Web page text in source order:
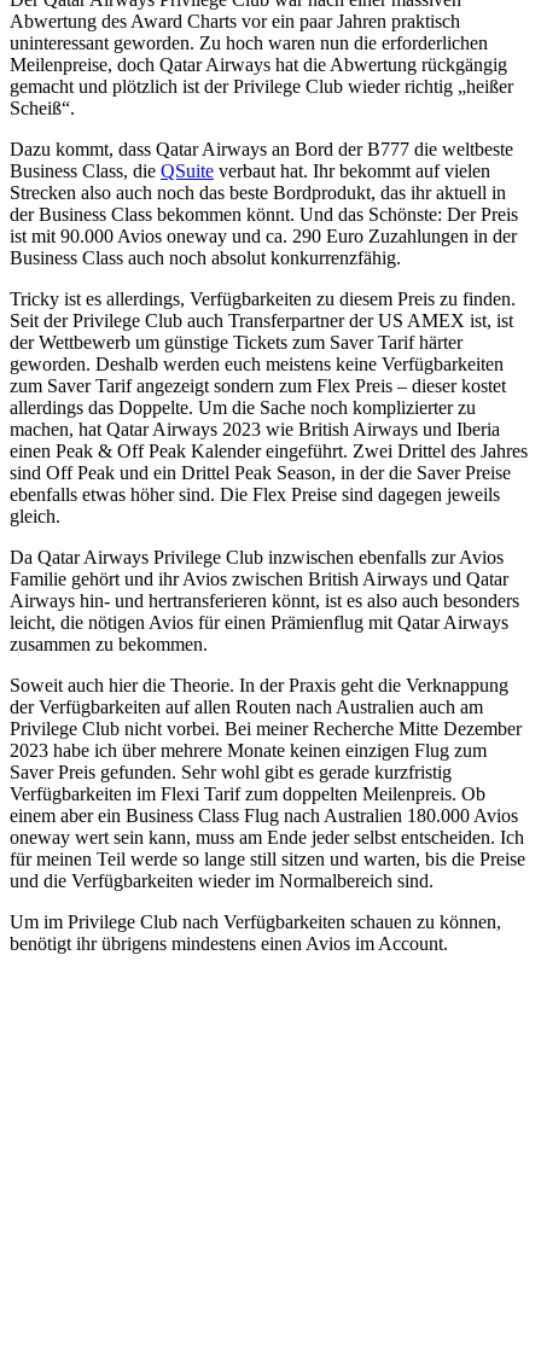
Abwertung des Award Charts vor ein paar Jahren praktisch
uninteressant geworden. Zu hoch waren nun die erforderlichen
Meilenpreise, doch Qatar Airways hat die Abwertung rückgängig
gemacht und plötzlich ist der Privilege Club wieder richtig „heißer
Scheiß“.
Dazu kommt, dass Qatar Airways an Bord der B777 die weltbeste
Business Class, die QSuite verbaut hat. Ihr bekommt auf vielen
Strecken also auch noch das beste Bordprodukt, das ihr aktuell in
der Business Class bekommen könnt. Und das Schönste: Der Preis
ist mit 90.000 Avios oneway und ca. 290 Euro Zuzahlungen in der
Business Class auch noch absolut konkurrenzfähig.
Tricky ist es allerdings, Verfügbarkeiten zu diesem Preis zu finden.
Seit der Privilege Club auch Transferpartner der US AMEX ist, ist
der Wettbewerb um günstige Tickets zum Saver Tarif härter
geworden. Deshalb werden euch meistens keine Verfügbarkeiten
zum Saver Tarif angezeigt sondern zum Flex Preis – dieser kostet
allerdings das Doppelte. Um die Sache noch komplizierter zu
machen, hat Qatar Airways 2023 wie British Airways und Iberia
einen Peak & Off Peak Kalender eingeführt. Zwei Drittel des Jahres
sind Off Peak und ein Drittel Peak Season, in der die Saver Preise
ebenfalls etwas höher sind. Die Flex Preise sind dagegen jeweils
gleich.
Da Qatar Airways Privilege Club inzwischen ebenfalls zur Avios
Familie gehört und ihr Avios zwischen British Airways und Qatar
Airways hin- und hertransferieren könnt, ist es also auch besonders
leicht, die nötigen Avios für einen Prämienflug mit Qatar Airways
zusammen zu bekommen.
Soweit auch hier die Theorie. In der Praxis geht die Verknappung
der Verfügbarkeiten auf allen Routen nach Australien auch am
Privilege Club nicht vorbei. Bei meiner Recherche Mitte Dezember
2023 habe ich über mehrere Monate keinen einzigen Flug zum
Saver Preis gefunden. Sehr wohl gibt es gerade kurzfristig
Verfügbarkeiten im Flexi Tarif zum doppelten Meilenpreis. Ob
einem aber ein Business Class Flug nach Australien 180.000 Avios
oneway wert sein kann, muss am Ende jeder selbst entscheiden. Ich
für meinen Teil werde so lange still sitzen und warten, bis die Preise
und die Verfügbarkeiten wieder im Normalbereich sind.
Um im Privilege Club nach Verfügbarkeiten schauen zu können,
benötigt ihr übrigens mindestens einen Avios im Account.